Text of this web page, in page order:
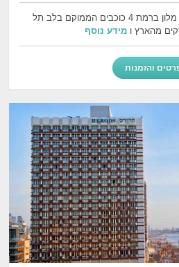
בית המלון ויטל בתל אביב הינו מלון ברמת 4 כוכבים הממוקם בלב תל
מהארץ ומידע נוסף
והזמנות